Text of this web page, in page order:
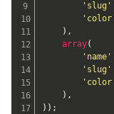
'slug'
'color'
) ,
array(
'name'
'slug'
'color'
) ,
) ) ;